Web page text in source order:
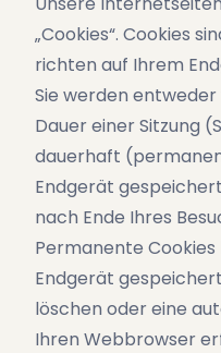
„Cookies“. Cookies
richten auf Ihrem
Sie werden
Dauer einer Sitzung
dauerhaft
Endgerät
nach Ende Ihres
Permanente
Endgerät
löschen oder eine
Ihren Webbrowser